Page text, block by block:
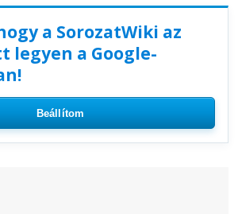
a SorozatWiki az
legyen a Google-
Beállítom